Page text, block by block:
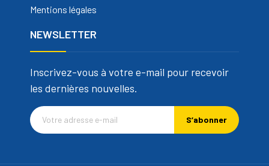
Mentions légales
NEWSLETTER
Inscrivez-vous à votre e-mail pour recevoir
les dernières nouvelles.
S’abonner